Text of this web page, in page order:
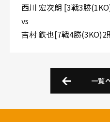
西川 宏次朗 [3戦3勝
vs
吉村 鉄也[7戦4勝(3KO)2
一覧